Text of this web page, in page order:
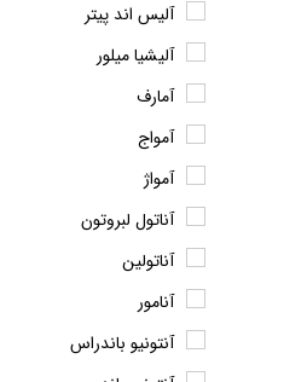
آلیس اند پیتر
آلیشیا میلور
آمارف
آمواج
آمواژ
آناتول لبروتون
آناتولین
آنامور
آنتونیو باندراس